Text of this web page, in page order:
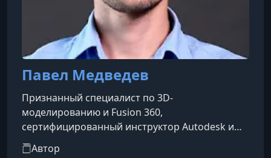
Павел Медведев
Признанный специалист по 3D-
моделированию и Fusion 360,
сертифицированный инструктор Autodesk и
участник программы Autodesk Expert Elite. За
Автор